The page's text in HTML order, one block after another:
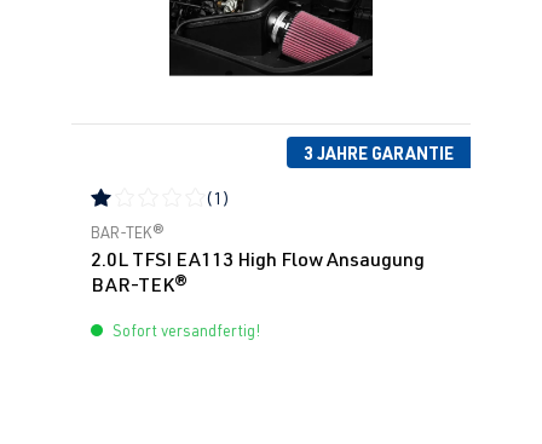
3 JAHRE GARANTIE
Durchschnittliche Bewertung von 1 von 5 Sternen
(1)
BAR-TEK®
2.0L TFSI EA113 High Flow Ansaugung
BAR-TEK®
Sofort versandfertig!